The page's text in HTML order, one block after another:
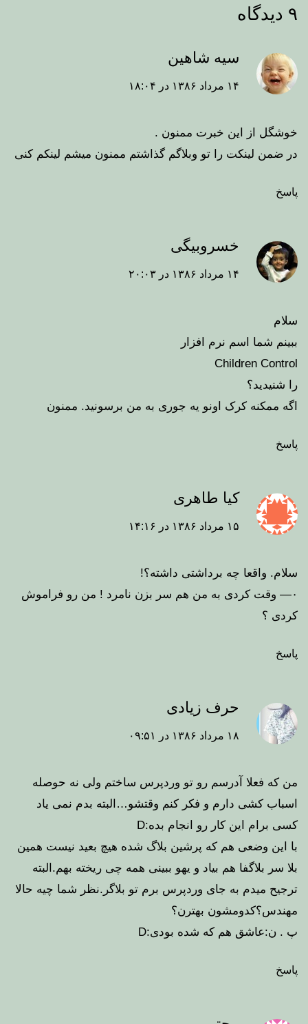
۹ دیدگاه
سیه شاهین
۱۴ مرداد ۱۳۸۶ در ۱۸:۰۴
خوشگل از این خبرت ممنون .
در ضمن لینکت را تو وبلاگم گذاشتم ممنون میشم لینکم کنی
پاسخ
خسروبیگی
۱۴ مرداد ۱۳۸۶ در ۲۰:۰۳
سلام
ببینم شما اسم نرم افزار
Children Control
را شنیدید؟
اگه ممکنه کرک اونو یه جوری به من برسونید. ممنون
پاسخ
کیا طاهری
۱۵ مرداد ۱۳۸۶ در ۱۴:۱۶
سلام. واقعا چه برداشتی داشته؟!
۰— وقت کردی به من هم سر بزن نامرد ! من رو فراموش
کردی ؟
پاسخ
حرف زیادی
۱۸ مرداد ۱۳۸۶ در ۰۹:۵۱
من که فعلا آدرسم رو تو وردپرس ساختم ولی نه حوصله
اسباب کشی دارم و فکر کنم وقتشو…البته بدم نمی یاد
کسی برام این کار رو انجام بده:D
با این وضعی هم که پرشین بلاگ شده هیچ بعید نیست همین
بلا سر بلاگفا هم بیاد و یهو ببینی همه چی ریخته بهم.البته
ترجیح میدم به جای وردپرس برم تو بلاگر.نظر شما چیه حالا
مهندس؟کدومشون بهترن؟
پ . ن:عاشق هم که شده بودی:D
پاسخ